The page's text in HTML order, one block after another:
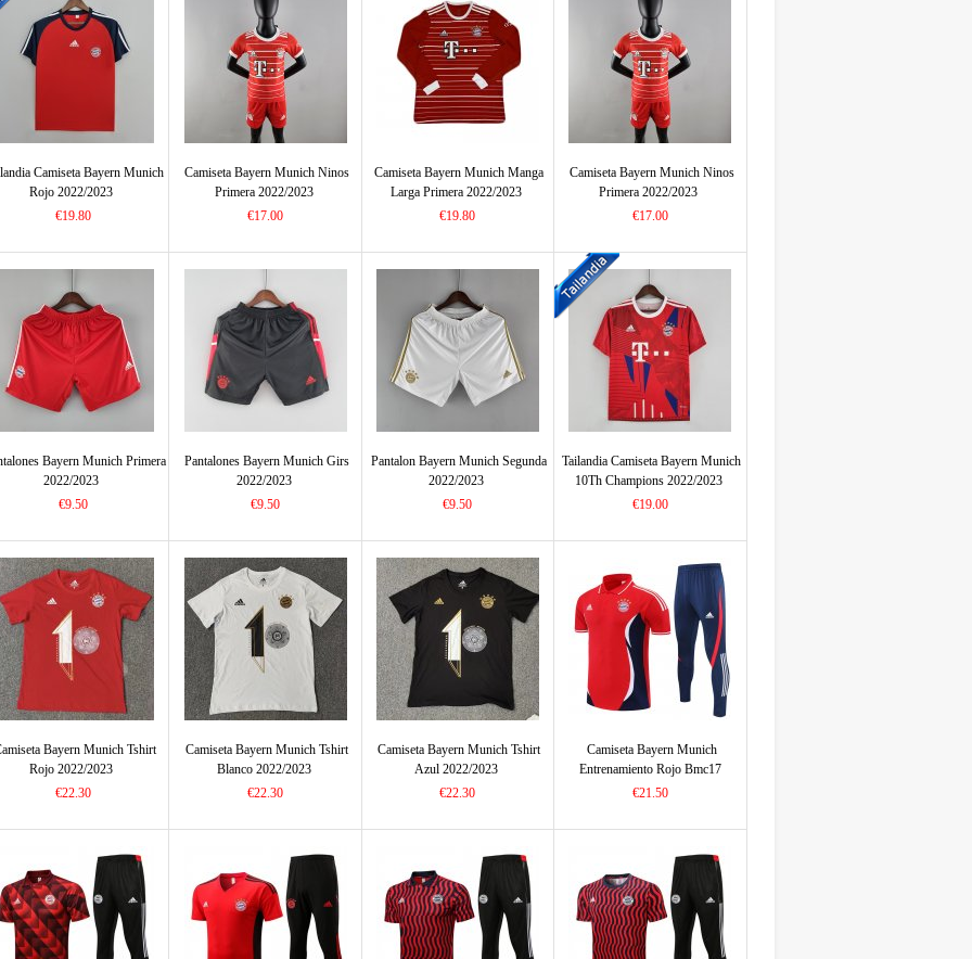
Camiseta Bayern Munich
Rojo 2022/2023
€19.80
Camiseta Bayern Munich Ninos
Primera 2022/2023
€17.00
Camiseta Bayern Munich Manga
Larga Primera 2022/2023
€19.80
Camiseta Bayern Munich Ninos
Primera 2022/2023
€17.00
Bayern Munich Primera
2022/2023
€9.50
Pantalones Bayern Munich Girs
2022/2023
€9.50
Pantalon Bayern Munich Segunda
2022/2023
€9.50
Tailandia Camiseta Bayern Munich
10Th Champions 2022/2023
€19.00
Bayern Munich Tshirt
Rojo 2022/2023
€22.30
Camiseta Bayern Munich Tshirt
Blanco 2022/2023
€22.30
Camiseta Bayern Munich Tshirt
Azul 2022/2023
€22.30
Camiseta Bayern Munich
Entrenamiento Rojo Bmc17
2022/2023
€21.50